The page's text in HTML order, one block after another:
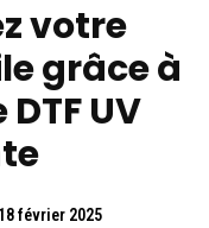
votre
grâce à
UV
18 février 2025